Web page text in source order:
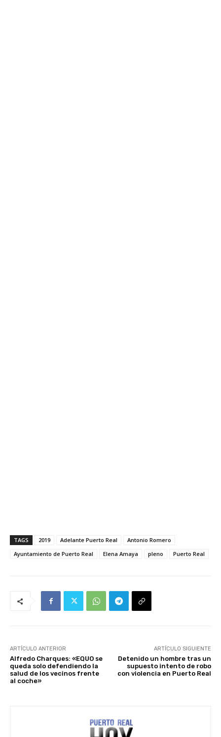
TAGS 2019 Adelante Puerto Real
Antonio Romero
Ayuntamiento de Puerto Real
Elena Amaya pleno Puerto Real
ARTÍCULO ANTERIOR
Alfredo Charques: «EQUO se
queda solo defendiendo la
salud de los vecinos frente
al coche»
ARTÍCULO SIGUIENTE
Detenido un hombre tras un
supuesto intento de robo
con violencia en Puerto Real